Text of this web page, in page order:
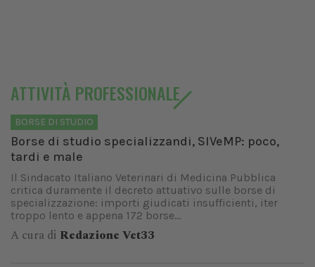
ATTIVITÀ PROFESSIONALE
BORSE DI STUDIO
Borse di studio specializzandi, SIVeMP: poco,
tardi e male
Il Sindacato Italiano Veterinari di Medicina Pubblica
critica duramente il decreto attuativo sulle borse di
specializzazione: importi giudicati insufficienti, iter
troppo lento e appena 172 borse...
A cura di Redazione Vet33